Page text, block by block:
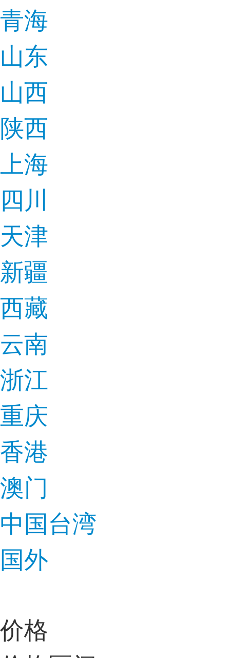
青海
山东
山西
陕西
上海
四川
天津
新疆
西藏
云南
浙江
重庆
香港
澳门
中国台湾
国外
价格